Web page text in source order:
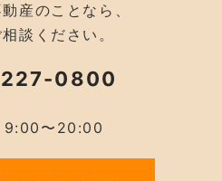
産のことなら、
談ください。
0800
9:00〜20:00